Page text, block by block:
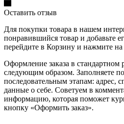
Оставить отзыв
Для покупки товара в нашем
понравившийся товар и добавьте
перейдите в Корзину и нажмите
Оформление заказа в стандартном
следующим образом. Заполняете
последовательным этапам: адрес,
данные о себе. Советуем в
информацию, которая поможет
кнопку «Оформить заказ».